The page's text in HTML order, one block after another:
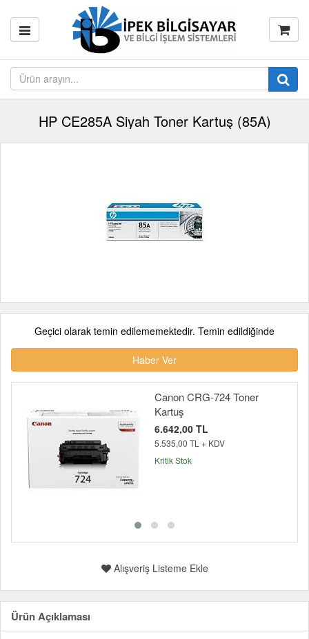
HP CE285A Siyah Toner Kartuş (85A)
Geçici olarak temin edilememektedir. Temin edildiğinde
Haber Ver
Canon CRG-724 Toner
Kartuş
6.642,00 TL
5.535,00 TL + KDV
Kritik Stok
Alışveriş Listeme Ekle
Ürün Açıklaması